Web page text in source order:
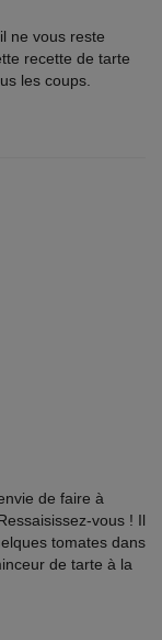
ne vous reste
recette de tarte
les coups.
de faire à
vous ! Il
tomates dans
de tarte à la